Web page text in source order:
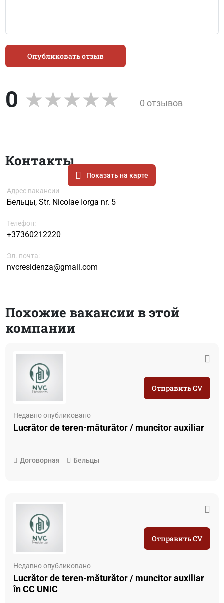
Опубликовать отзыв
0 0 отзывов
Контакты
Показать на карте
Адрес вакансии
Бельцы, Str. Nicolae Iorga nr. 5
Телефон:
+37360212220
Эл. почта:
nvcresidenza@gmail.com
Похожие вакансии в этой
компании
Недавно опубликовано
Lucrător de teren-măturător / muncitor auxiliar
Договорная Бельцы
Отправить CV
Недавно опубликовано
Lucrător de teren-măturător / muncitor auxiliar
în CC UNIC
Отправить CV